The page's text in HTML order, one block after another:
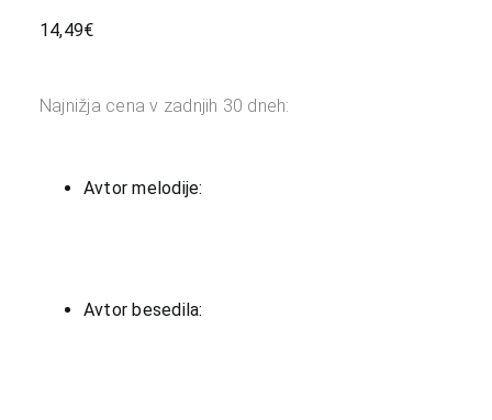
14,49€
Najnižja cena v zadnjih 30 dneh:
Avtor melodije:
Avtor besedila: